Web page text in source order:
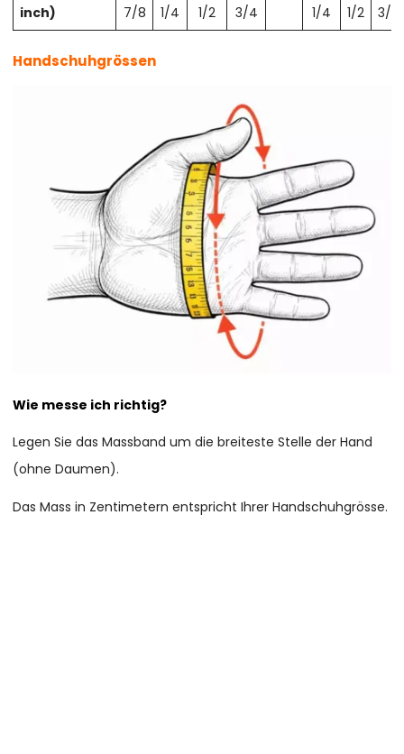
inch)
7/8
1/4
1/2
3/4
1/4
1/2
3/4
Handschuhgrössen
Wie messe ich richtig?
Legen Sie das Massband um die breiteste Stelle der Hand
(ohne Daumen).
Das Mass in Zentimetern entspricht Ihrer Handschuhgrösse.